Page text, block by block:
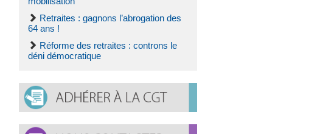
Retraites : gagnons l’abrogation des
64 ans !
Réforme des retraites : controns le
déni démocratique